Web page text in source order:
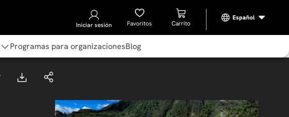
Iniciar sesión Favoritos
Programas para organizacionesBlog